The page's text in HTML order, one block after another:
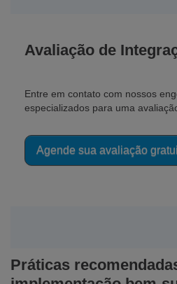
Avaliação de
Entre em contato com nossos
especializados para uma
Agende sua avaliação
Práticas